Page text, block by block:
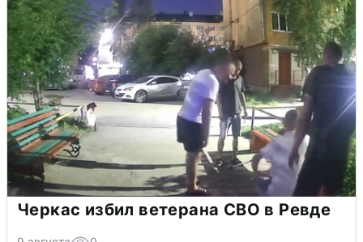
Черкас избил ветерана СВО в Ревде